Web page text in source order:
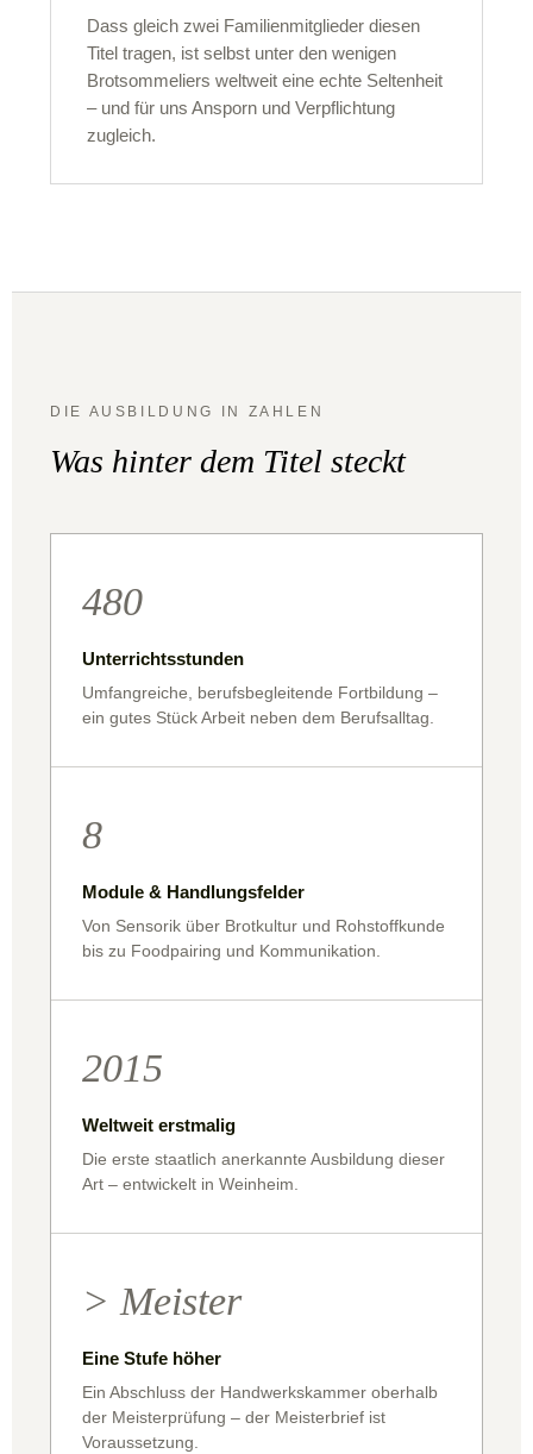
Dass gleich zwei Familienmitglieder diesen
Titel tragen, ist selbst unter den wenigen
Brotsommeliers weltweit eine echte Seltenheit
– und für uns Ansporn und Verpflichtung
zugleich.
DIE AUSBILDUNG IN ZAHLEN
Was hinter dem Titel steckt
480
Unterrichtsstunden
Umfangreiche, berufsbegleitende Fortbildung –
ein gutes Stück Arbeit neben dem Berufsalltag.
8
Module & Handlungsfelder
Von Sensorik über Brotkultur und Rohstoffkunde
bis zu Foodpairing und Kommunikation.
2015
Weltweit erstmalig
Die erste staatlich anerkannte Ausbildung dieser
Art – entwickelt in Weinheim.
> Meister
Eine Stufe höher
Ein Abschluss der Handwerkskammer oberhalb
der Meisterprüfung – der Meisterbrief ist
Voraussetzung.